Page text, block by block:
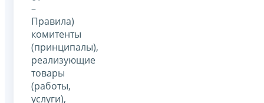
–
Правила)
комитенты
(принципалы),
реализующие
товары
(работы,
услуги),